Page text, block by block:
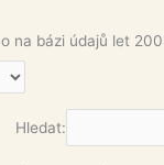
na bázi údajů let
Hledat: